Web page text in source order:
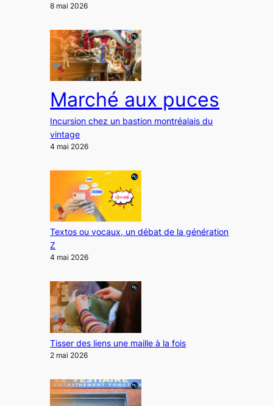
8 mai 2026
Marché aux puces
Incursion chez un bastion montréalais du
vintage
4 mai 2026
Textos ou vocaux, un débat de la génération
Z
4 mai 2026
Tisser des liens une maille à la fois
2 mai 2026